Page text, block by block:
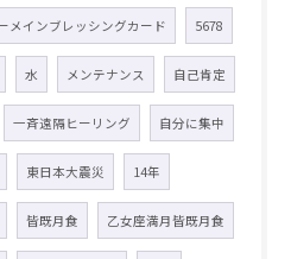
メインブレッシングカード 5678
水 メンテナンス 自己肯定
一斉遠隔ヒーリング 自分に集中
東日本大震災 14年
皆既月食 乙女座満月皆既月食